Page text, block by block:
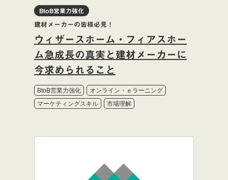
BtoB営業力強化
建材メーカーの皆様必見！
ウィザースホーム・フィアスホー
ム急成長の真実と建材メーカーに
今求められること
BtoB営業力強化
オンライン・ｅラーニング
マーケティングスキル
市場理解